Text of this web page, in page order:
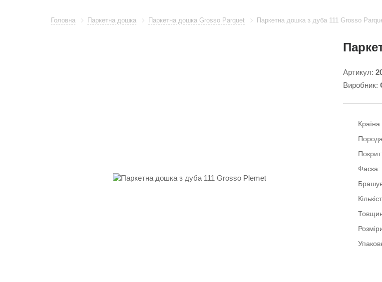
Головна Паркетна дошка Паркетна дошка Grosso Parquet Паркетна дошка з дуба 111 Grosso
Артикул:
Виробник:
Фаска: